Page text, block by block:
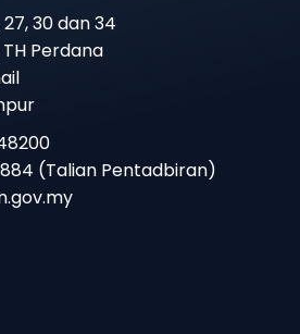
27, 30 dan 34
TH Perdana
(Talian Pentadbiran)